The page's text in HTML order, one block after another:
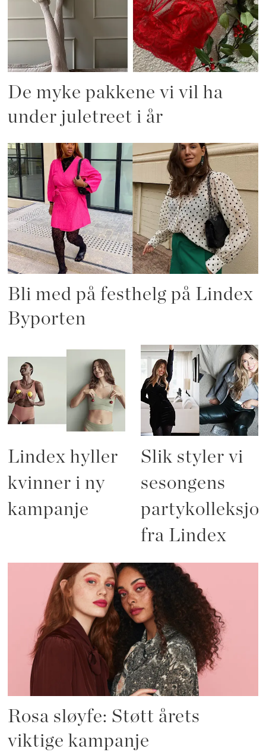
De myke pakkene vi vil ha
under juletreet i år
Bli med på festhelg på Lindex
Byporten
Lindex hyller
kvinner i ny
kampanje
Slik styler vi
sesongens
fra Lindex
Rosa sløyfe: Støtt årets
viktige kampanje